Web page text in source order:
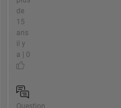
de
15
ans
il y
a | 0
Question